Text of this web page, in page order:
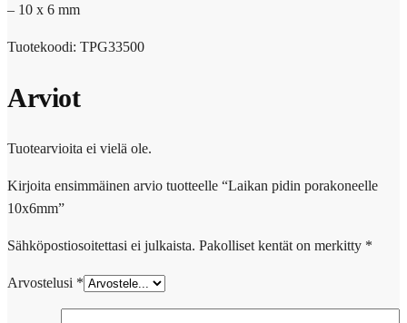
– 10 x 6 mm
Tuotekoodi: TPG33500
Arviot
Tuotearvioita ei vielä ole.
Kirjoita ensimmäinen arvio tuotteelle “Laikan pidin porakoneelle
10x6mm”
Sähköpostiosoitettasi ei julkaista. Pakolliset kentät on merkitty *
Arvostelusi *